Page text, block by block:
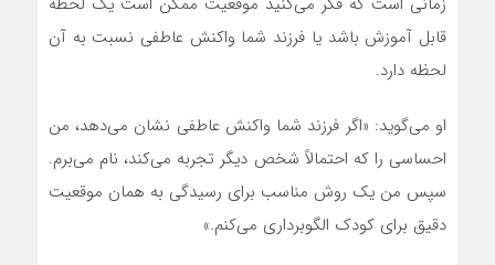
قابل آموزش باشد یا فرزند شما واکنش عاطفی نسبت به آن
لحظه دارد.
او می‌گوید: «اگر فرزند شما واکنش عاطفی نشان می‌دهد، من
احساسی را که احتمالاً شخص دیگر تجربه می‌کند، نام می‌برم.
سپس من یک روش مناسب برای رسیدگی به همان موقعیت
دقیق برای کودک الگوبرداری می‌کنم.»